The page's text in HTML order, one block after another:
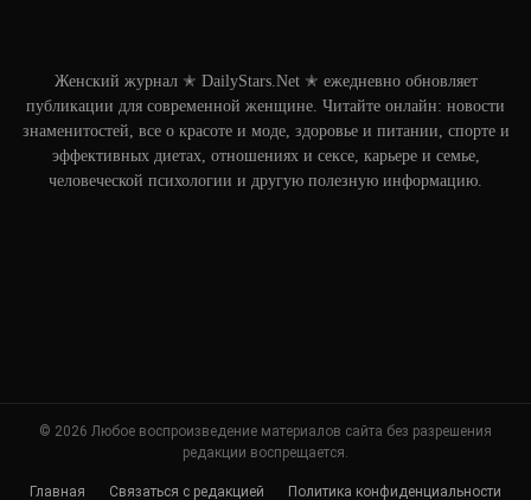
Женский журнал ✭ DailyStars.Net ✭ ежедневно обновляет
публикации для современной женщине. Читайте онлайн: новости
знаменитостей, все о красоте и моде, здоровье и питании, спорте и
эффективных диетах, отношениях и сексе, карьере и семье,
человеческой психологии и другую полезную информацию.
© 2026 Любое воспроизведение материалов сайта без разрешения
редакции воспрещается.
Главная Связаться с редакцией Политика конфиденциальности